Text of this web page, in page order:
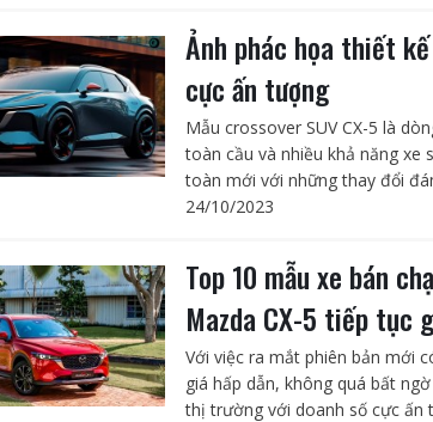
Ảnh phác họa thiết
cực ấn tượng
Mẫu crossover SUV CX-5 là
toàn cầu và nhiều khả năng xe
toàn mới với những thay đổi
24/10/2023
Top 10 mẫu xe bán
Mazda CX-5 tiếp tục
Với việc ra mắt phiên bản mới
giá hấp dẫn, không quá bất
thị trường với doanh số cực ấn